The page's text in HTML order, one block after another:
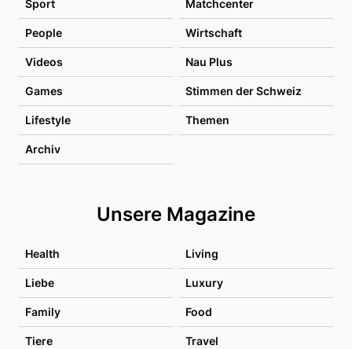
Sport Matchcenter
People Wirtschaft
Videos Nau Plus
Games Stimmen der Schweiz
Lifestyle Themen
Archiv
Unsere Magazine
Health Living
Liebe Luxury
Family Food
Tiere Travel